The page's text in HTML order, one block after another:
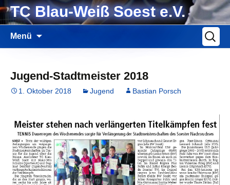
Zum
InhaltTC Blau-Weiß Soest e.V.
Menü
nach:
Jugend-Stadtmeister 2018
1. Oktober 2018 Jugend Bastian Porsch